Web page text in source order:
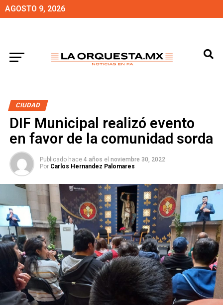
AGOSTO 9, 2026
CIUDAD
DIF Municipal realizó evento
en favor de la comunidad sorda
Publicado hace 4 años el noviembre 30, 2022
Por Carlos Hernandez Palomares